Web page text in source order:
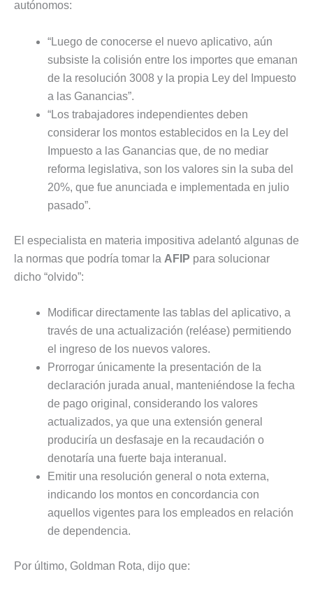
autónomos:
“Luego de conocerse el nuevo aplicativo, aún
subsiste la colisión entre los importes que emanan
de la resolución 3008 y la propia Ley del Impuesto
a las Ganancias”.
“Los trabajadores independientes deben
considerar los montos establecidos en la Ley del
Impuesto a las Ganancias que, de no mediar
reforma legislativa, son los valores sin la suba del
20%, que fue anunciada e implementada en julio
pasado”.
El especialista en materia impositiva adelantó algunas de
la normas que podría tomar la AFIP para solucionar
dicho “olvido”:
Modificar directamente las tablas del aplicativo, a
través de una actualización (reléase) permitiendo
el ingreso de los nuevos valores.
Prorrogar únicamente la presentación de la
declaración jurada anual, manteniéndose la fecha
de pago original, considerando los valores
actualizados, ya que una extensión general
produciría un desfasaje en la recaudación o
denotaría una fuerte baja interanual.
Emitir una resolución general o nota externa,
indicando los montos en concordancia con
aquellos vigentes para los empleados en relación
de dependencia.
Por último, Goldman Rota, dijo que: